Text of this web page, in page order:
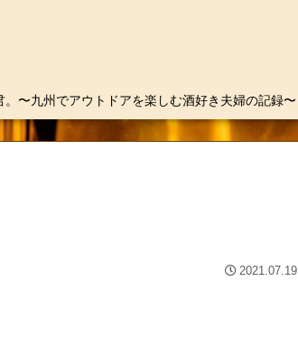
。〜九州でアウトドアを楽しむ酒好き夫婦の記録〜
2021.07.19